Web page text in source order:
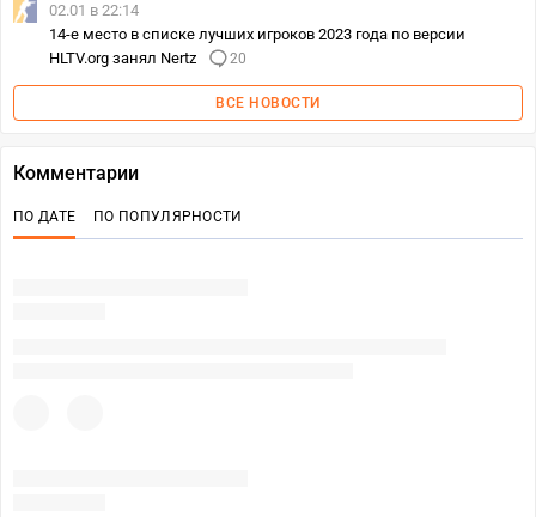
02.01 в 22:14
14-е место в списке лучших игроков 2023 года по версии
HLTV.org занял Nertz
20
ВСЕ НОВОСТИ
Комментарии
ПО ДАТЕ ПО ПОПУЛЯРНОСТИ